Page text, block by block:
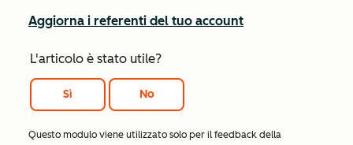
Aggiorna i referenti del tuo account
L'articolo è stato utile?
Sì No
Questo modulo viene utilizzato solo per il feedback della